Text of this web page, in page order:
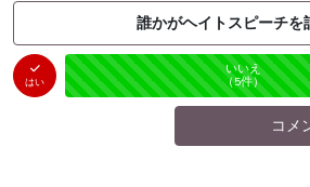
誰かがヘイトスピーチを
はい
はい
（0件）
未投票
いいえ
（5件）
コメ